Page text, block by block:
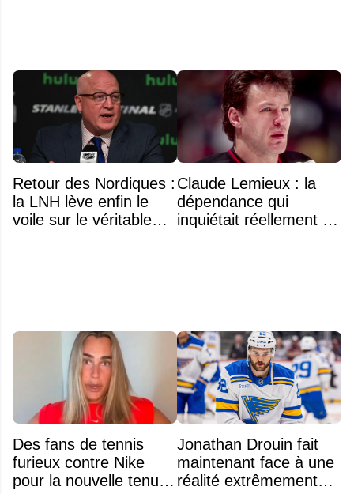
Retour des Nordiques :
la LNH lève enfin le
voile sur le véritable
Claude Lemieux : la
dépendance qui
inquiétait réellement sa
Des fans de tennis
furieux contre Nike
pour la nouvelle tenue
Jonathan Drouin fait
maintenant face à une
réalité extrêmement